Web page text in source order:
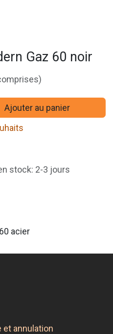
Gaz 60 noir
Ajouter au panier
stock: 2-3 jours
acier
et annulation